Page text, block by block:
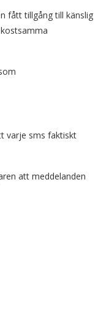
fått tillgång till känslig
varje sms faktiskt
att meddelanden